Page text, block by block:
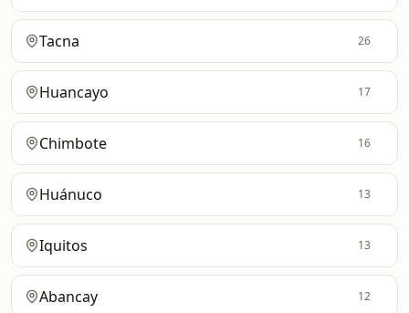
Tacna 26
Huancayo 17
Chimbote 16
Huánuco 13
Iquitos 13
Abancay 12